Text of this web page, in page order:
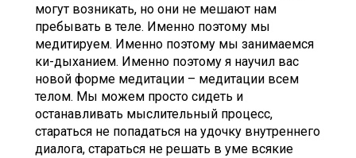
могут возникать, но они не мешают нам
пребывать в теле. Именно поэтому мы
медитируем. Именно поэтому мы занимаемся
ки-дыханием. Именно поэтому я научил вас
новой форме медитации – медитации всем
телом. Мы можем просто сидеть и
останавливать мыслительный процесс,
стараться не попадаться на удочку внутреннего
диалога, стараться не решать в уме всякие